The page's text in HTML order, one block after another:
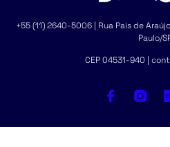
+55 (11) 2640-5006 | Rua Pais de
Paulo/
CEP 04531-940 |